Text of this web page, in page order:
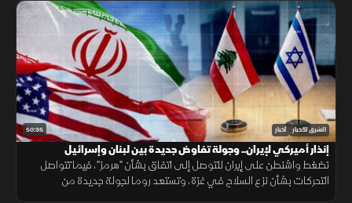
50:35 الشرق للأخبار أخبار
إنذار أميركي لإيران.. وجولة تفاوض جديدة بين لبنان وإسرائيل
تضغط واشنطن على إيران للتوصل إلى اتفاق بشأن "هرمز"، فيما تتواصل
التحركات بشأن نزع السلاح في غزة، وتستعد روما لجولة جديدة من